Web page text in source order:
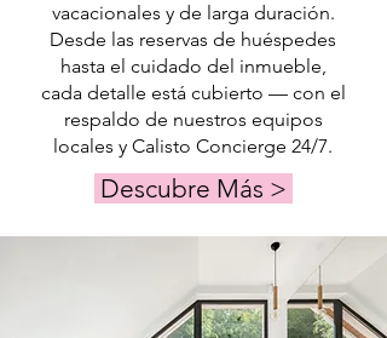
vacacionales y de larga duración.
Desde las reservas de huéspedes
hasta el cuidado del inmueble,
cada detalle está cubierto — con el
respaldo de nuestros equipos
locales y Calisto Concierge 24/7.
Descubre Más >